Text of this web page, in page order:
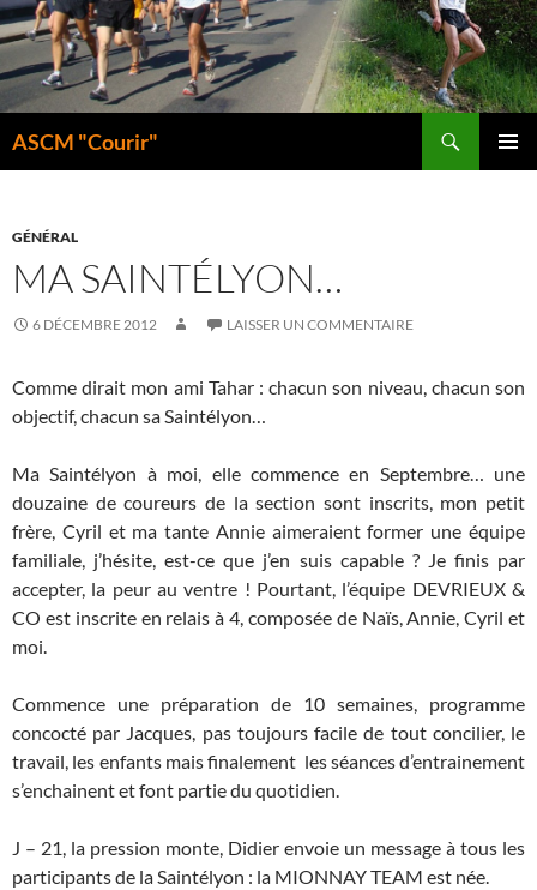
Aller
au
contenu
ASCM "Courir"
GÉNÉRAL
MA SAINTÉLYON…
6 DÉCEMBRE 2012 LAISSER UN COMMENTAIRE
Comme dirait mon ami Tahar : chacun son niveau, chacun son
objectif, chacun sa Saintélyon…
Ma Saintélyon à moi, elle commence en Septembre… une
douzaine de coureurs de la section sont inscrits, mon petit
frère, Cyril et ma tante Annie aimeraient former une équipe
familiale, j’hésite, est-ce que j’en suis capable ? Je finis par
accepter, la peur au ventre ! Pourtant, l’équipe DEVRIEUX &
CO est inscrite en relais à 4, composée de Naïs, Annie, Cyril et
moi.
Commence une préparation de 10 semaines, programme
concocté par Jacques, pas toujours facile de tout concilier, le
travail, les enfants mais finalement les séances d’entrainement
s’enchainent et font partie du quotidien.
J – 21, la pression monte, Didier envoie un message à tous les
participants de la Saintélyon : la MIONNAY TEAM est née.